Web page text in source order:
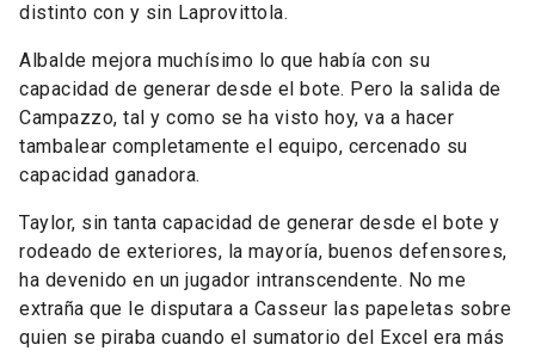
distinto con y sin Laprovittola.
Albalde mejora muchísimo lo que había con su
capacidad de generar desde el bote. Pero la salida de
Campazzo, tal y como se ha visto hoy, va a hacer
tambalear completamente el equipo, cercenado su
capacidad ganadora.
Taylor, sin tanta capacidad de generar desde el bote y
rodeado de exteriores, la mayoría, buenos defensores,
ha devenido en un jugador intranscendente. No me
extraña que le disputara a Casseur las papeletas sobre
quien se piraba cuando el sumatorio del Excel era más